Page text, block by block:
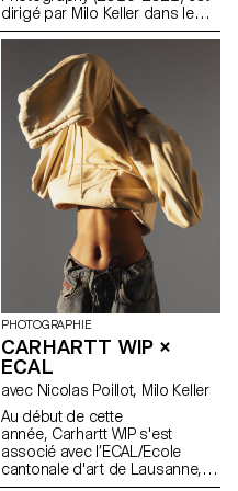
dirigé par Milo Keller dans le
cadre du MA en photographie
de Lausanne. Il s'inscrit dans le
prolongement du projet de
recherche Augmented
Photography, qui s’est déroulé
également à l’ECAL (2016-
2017).
PHOTOGRAPHIE
CARHARTT WIP ×
ECAL
avec Nicolas Poillot, Milo Keller
Au début de cette
année, Carhartt WIP s'est
associé avec l’ECAL/Ecole
cantonale d'art de Lausanne,
en invitant des étudiant-e-x-s en